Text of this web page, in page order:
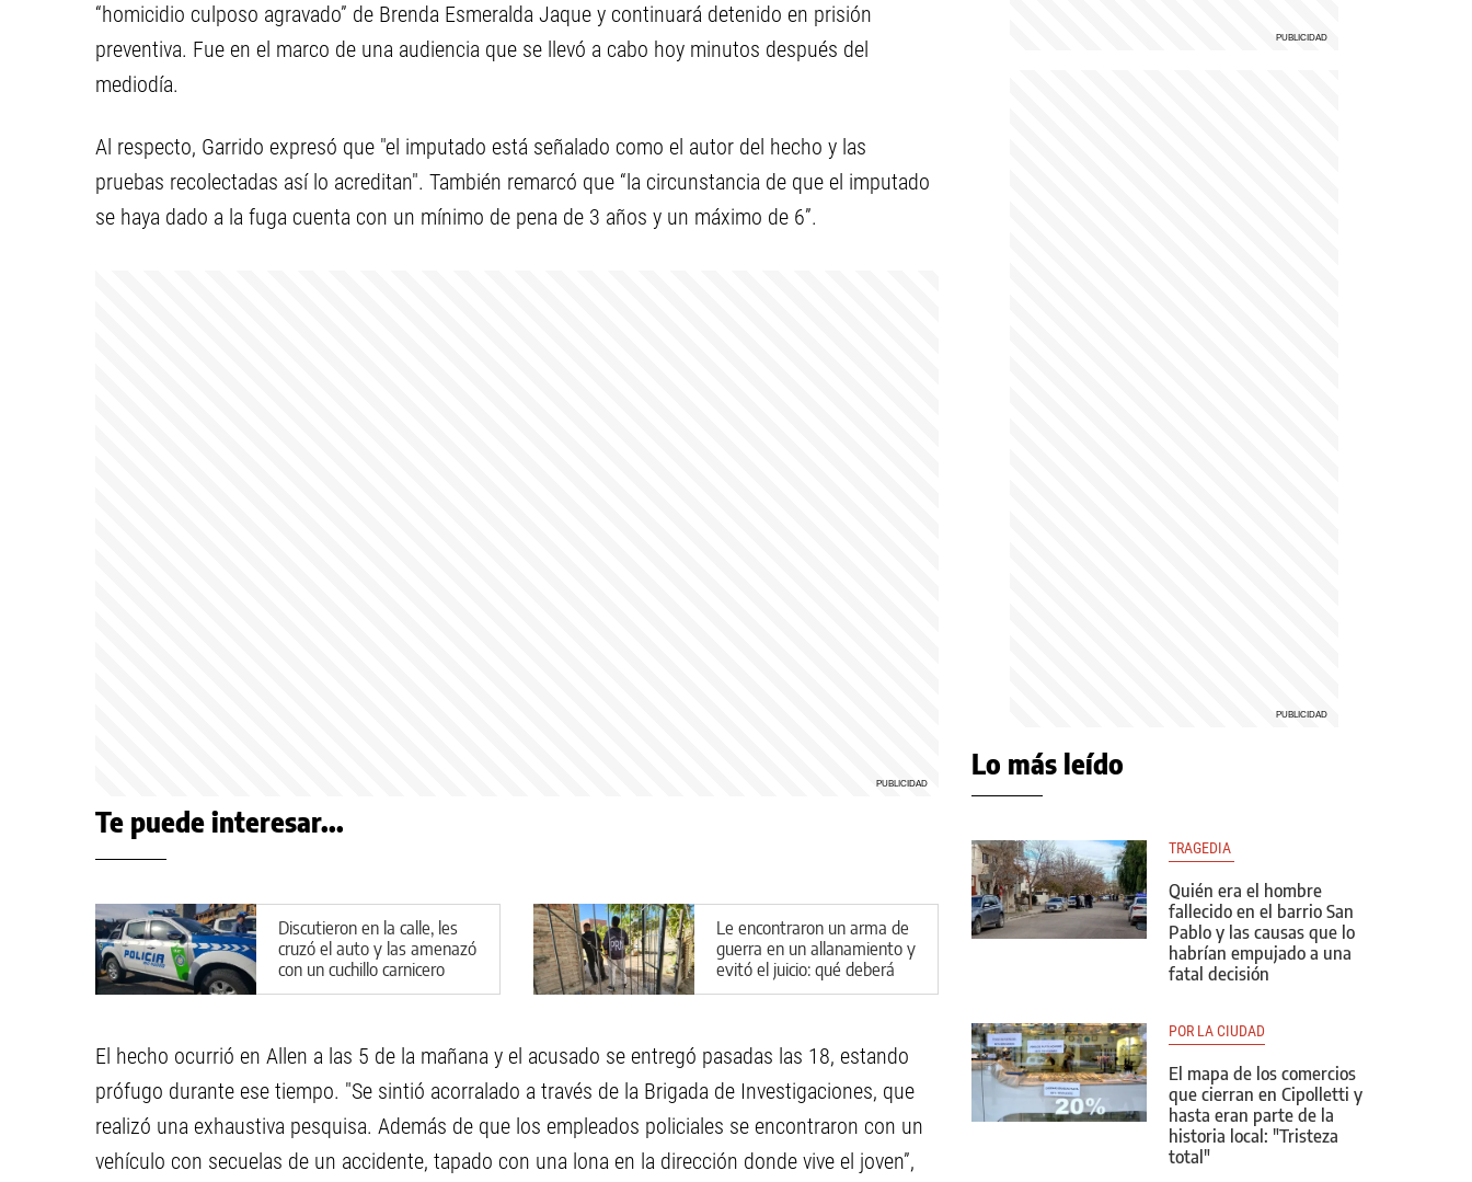
“homicidio culposo agravado” de Brenda Esmeralda Jaque y continuará detenido en prisión
preventiva. Fue en el marco de una audiencia que se llevó a cabo hoy minutos después del
mediodía.
Al respecto, Garrido expresó que "el imputado está señalado como el autor del hecho y las
pruebas recolectadas así lo acreditan". También remarcó que “la circunstancia de que el imputado
se haya dado a la fuga cuenta con un mínimo de pena de 3 años y un máximo de 6”.
Te puede interesar...
Discutieron en la calle, les
cruzó el auto y las amenazó
con un cuchillo carnicero
Le encontraron un arma de
guerra en un allanamiento y
evitó el juicio: qué deberá
hacer en Cipolletti
El hecho ocurrió en Allen a las 5 de la mañana y el acusado se entregó pasadas las 18, estando
prófugo durante ese tiempo. "Se sintió acorralado a través de la Brigada de Investigaciones, que
realizó una exhaustiva pesquisa. Además de que los empleados policiales se encontraron con un
vehículo con secuelas de un accidente, tapado con una lona en la dirección donde vive el joven”,
Lo más leído
TRAGEDIA
Quién era el hombre
fallecido en el barrio San
Pablo y las causas que lo
habrían empujado a una
fatal decisión
POR LA CIUDAD
El mapa de los comercios
que cierran en Cipolletti y
hasta eran parte de la
historia local: "Tristeza
total"